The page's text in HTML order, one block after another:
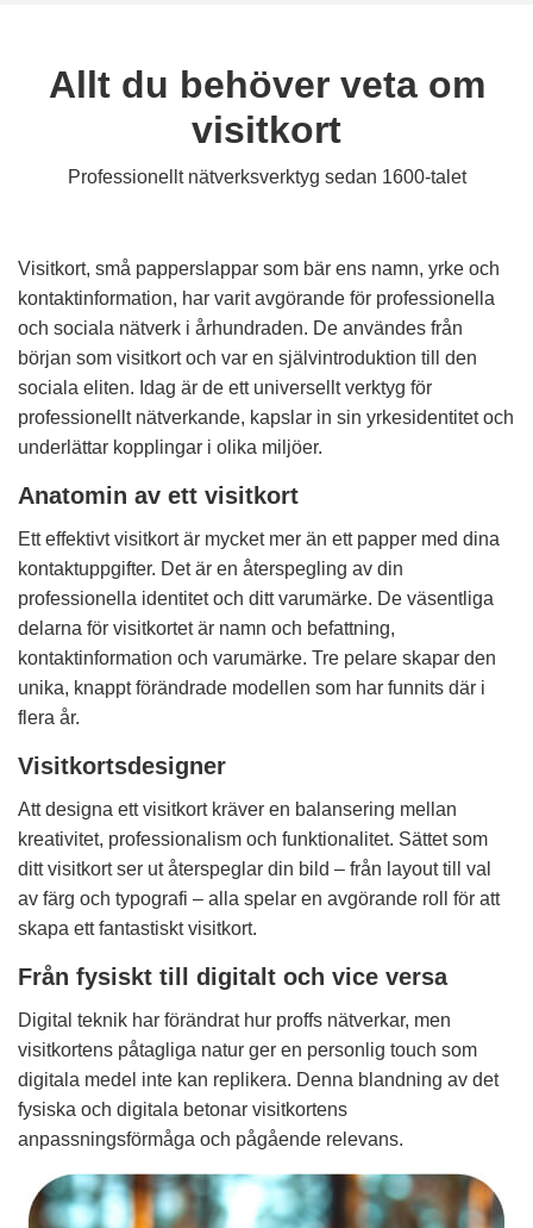
Allt du behöver veta om
visitkort
Professionellt nätverksverktyg sedan 1600-talet
Visitkort, små papperslappar som bär ens namn, yrke och
kontaktinformation, har varit avgörande för professionella
och sociala nätverk i århundraden. De användes från
början som visitkort och var en självintroduktion till den
sociala eliten. Idag är de ett universellt verktyg för
professionellt nätverkande, kapslar in sin yrkesidentitet och
underlättar kopplingar i olika miljöer.
Anatomin av ett visitkort
Ett effektivt visitkort är mycket mer än ett papper med dina
kontaktuppgifter. Det är en återspegling av din
professionella identitet och ditt varumärke. De väsentliga
delarna för visitkortet är namn och befattning,
kontaktinformation och varumärke. Tre pelare skapar den
unika, knappt förändrade modellen som har funnits där i
flera år.
Visitkortsdesigner
Att designa ett visitkort kräver en balansering mellan
kreativitet, professionalism och funktionalitet. Sättet som
ditt visitkort ser ut återspeglar din bild – från layout till val
av färg och typografi – alla spelar en avgörande roll för att
skapa ett fantastiskt visitkort.
Från fysiskt till digitalt och vice versa
Digital teknik har förändrat hur proffs nätverkar, men
visitkortens påtagliga natur ger en personlig touch som
digitala medel inte kan replikera. Denna blandning av det
fysiska och digitala betonar visitkortens
anpassningsförmåga och pågående relevans.